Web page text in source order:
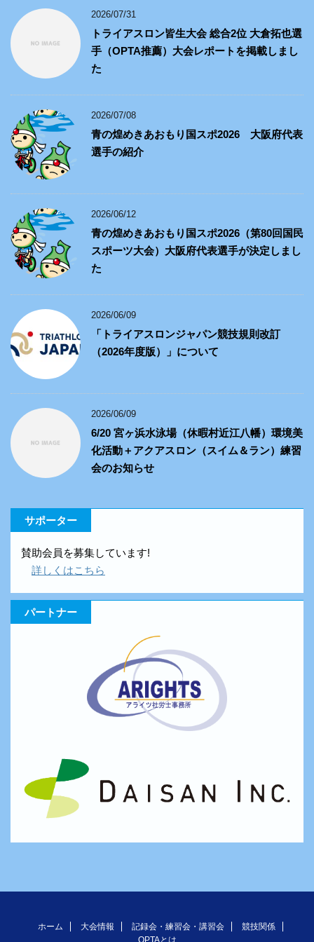
2026/07/31
トライアスロン皆生大会 総合2位 大倉拓也選
手（OPTA推薦）大会レポートを掲載しまし
た
2026/07/08
青の煌めきあおもり国スポ2026 大阪府代表
選手の紹介
2026/06/12
青の煌めきあおもり国スポ2026（第80回国民
スポーツ大会）大阪府代表選手が決定しまし
た
2026/06/09
「トライアスロンジャパン競技規則改訂
（2026年度版）」について
2026/06/09
6/20 宮ヶ浜水泳場（休暇村近江八幡）環境美
化活動＋アクアスロン（スイム＆ラン）練習
会のお知らせ
サポーター
賛助会員を募集しています!
詳しくはこちら
パートナー
ホーム 大会情報 記録会・練習会・講習会
競技関係
OPTAとは